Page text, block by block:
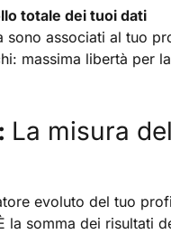
totale dei tuoi dati
sono associati al tuo
massima libertà per
La misura
evoluto del tuo
la somma dei risultati